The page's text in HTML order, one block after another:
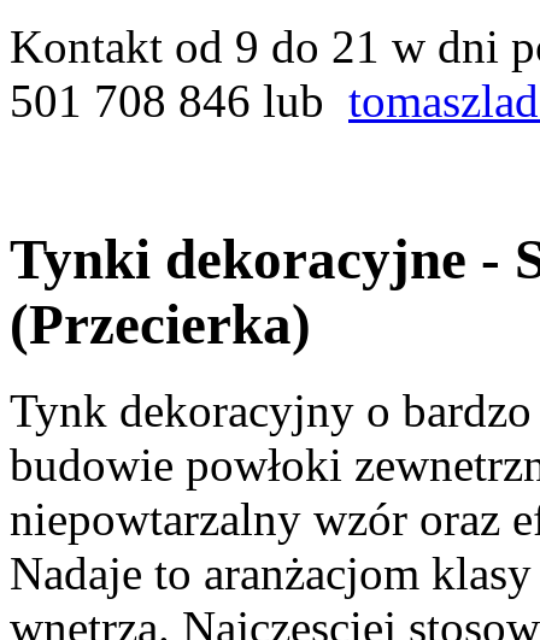
Kontakt od 9 do 21 w dni
501 708 846 lub
Tynki dekoracyjne -
(Przecierka)
Tynk dekoracyjny o
budowie powłoki
niepowtarzalny wzór oraz
Nadaje to aranżacjom
wnętrza. Najczęsciej